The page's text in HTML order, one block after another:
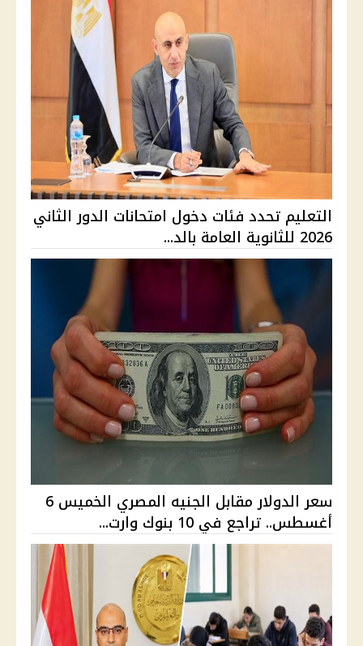
التعليم تحدد فئات دخول امتحانات الدور الثاني
2026 للثانوية العامة بالد...
سعر الدولار مقابل الجنيه المصري الخميس 6
أغسطس.. تراجع في 10 بنوك وارت...